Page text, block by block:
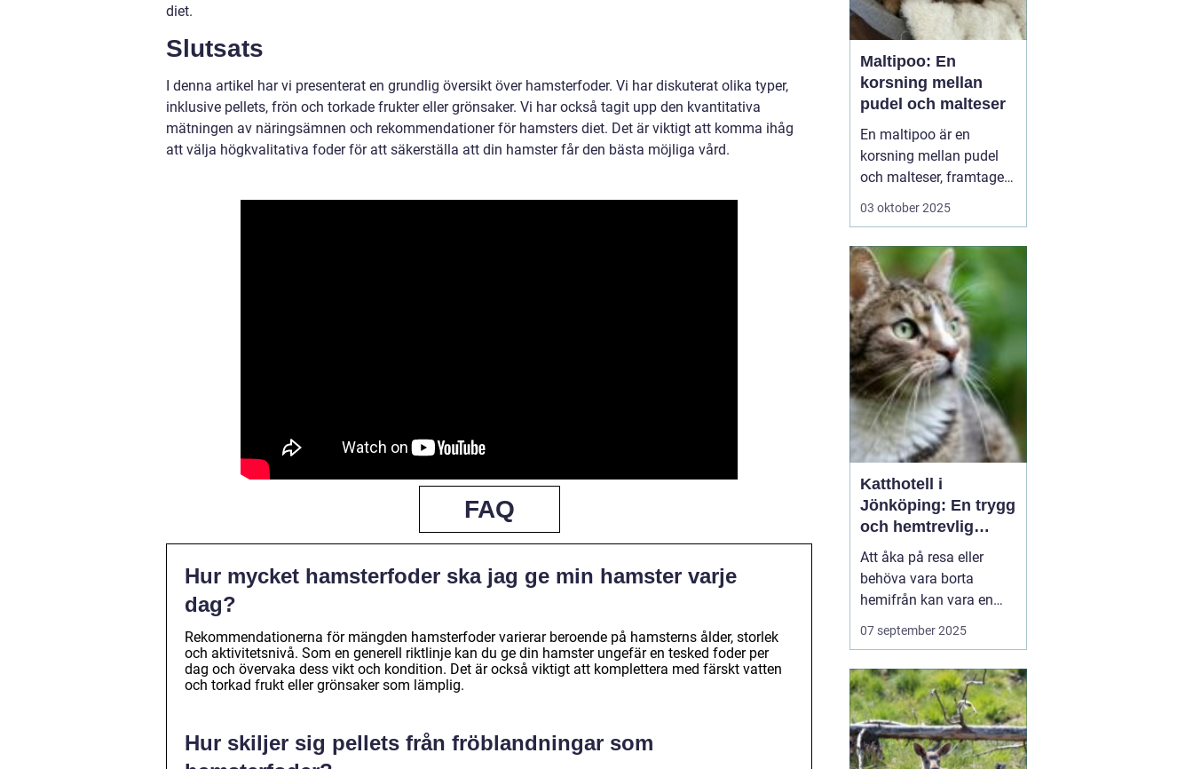
diet.
Slutsats
I denna artikel har vi presenterat en grundlig översikt över hamsterfoder. Vi har diskuterat olika typer,
inklusive pellets, frön och torkade frukter eller grönsaker. Vi har också tagit upp den kvantitativa
mätningen av näringsämnen och rekommendationer för hamsters diet. Det är viktigt att komma ihåg
att välja högkvalitativa foder för att säkerställa att din hamster får den bästa möjliga vård.
FAQ
Hur mycket hamsterfoder ska jag ge min hamster varje
dag?
Rekommendationerna för mängden hamsterfoder varierar beroende på hamsterns ålder, storlek
och aktivitetsnivå. Som en generell riktlinje kan du ge din hamster ungefär en tesked foder per
dag och övervaka dess vikt och kondition. Det är också viktigt att komplettera med färskt vatten
och torkad frukt eller grönsaker som lämplig.
Hur skiljer sig pellets från fröblandningar som
Maltipoo: En
korsning mellan
pudel och malteser
En maltipoo är en
korsning mellan pudel
och malteser, framtagen
som sällskapshund. Den
har mjuk, ofta lockig
päls som fäller minimalt.
Temperamentet är
socialt, lekfullt o...
03 oktober 2025
Katthotell i
Jönköping: En trygg
och hemtrevlig
lösning för din katt
Att åka på resa eller
behöva vara borta
hemifrån kan vara en
utmaning för djurägare.
Särskilt för kattägare
när man behöver lämna
sina älskade fyrbenta
v&...
07 september 2025